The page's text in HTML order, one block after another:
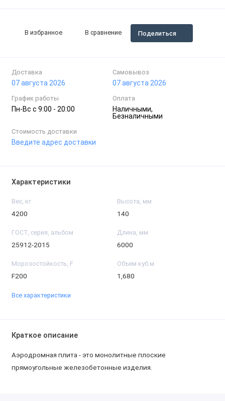
Доставка
07 августа 2026
Самовывоз
07 августа 2026
График работы
Пн-Вc с 9:00 - 20:00
Оплата
Наличными,
Безналичными
Стоимость доставки
Введите адрес доставки
В избранное В сравнение Поделиться
Характеристики
Вес, кг
4200
Высота, мм
140
ГОСТ, серия, альбом
25912-2015
Длина, мм
6000
Морозостойкость, F
F200
Объем куб.м.
1,680
Все характеристики
Краткое описание
Аэродромная плита - это монолитные плоские
прямоугольные железобетонные изделия.